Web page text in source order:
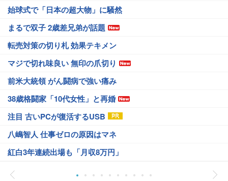
始球式で「日本の超大物」に騒然
まるで双子 2歳差兄弟が話題
転売対策の切り札 効果テキメン
マジで切れ味良い 無印の爪切り
前米大統領 がん闘病で強い痛み
38歳格闘家「10代女性」と再婚
注目 古いPCが復活するUSB
八嶋智人 仕事ゼロの原因はマネ
紅白3年連続出場も「月収8万円」